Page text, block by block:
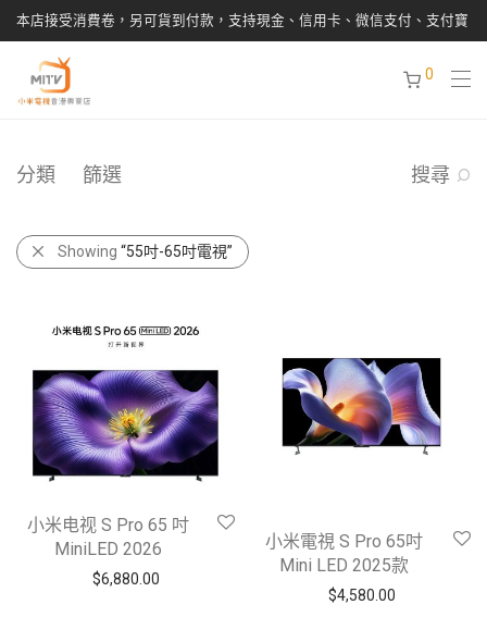
本店接受消費卷，另可貨到付款，支持現金、信用卡、微信支付、支付寶
0
分類 篩選 搜尋
Showing “55吋-65吋電視”
小米电视 S Pro 65 吋
MiniLED 2026
$6,880.00
小米電視 S Pro 65吋
Mini LED 2025款
$4,580.00